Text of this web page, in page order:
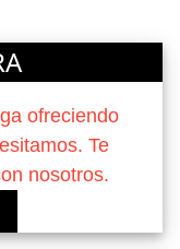
ofreciendo
Te
nosotros.